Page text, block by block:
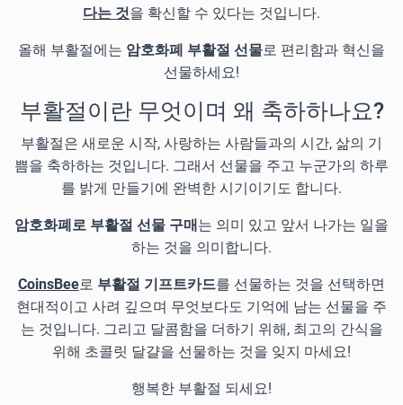
다는 것을 확신할 수 있다는 것입니다.
올해 부활절에는 암호화폐 부활절 선물로 편리함과 혁신을
선물하세요!
부활절이란 무엇이며 왜 축하하나요?
부활절은 새로운 시작, 사랑하는 사람들과의 시간, 삶의 기
쁨을 축하하는 것입니다. 그래서 선물을 주고 누군가의 하루
를 밝게 만들기에 완벽한 시기이기도 합니다.
암호화폐로 부활절 선물 구매는 의미 있고 앞서 나가는 일을
하는 것을 의미합니다.
CoinsBee로 부활절 기프트카드를 선물하는 것을 선택하면
현대적이고 사려 깊으며 무엇보다도 기억에 남는 선물을 주
는 것입니다. 그리고 달콤함을 더하기 위해, 최고의 간식을
위해 초콜릿 달걀을 선물하는 것을 잊지 마세요!
행복한 부활절 되세요!